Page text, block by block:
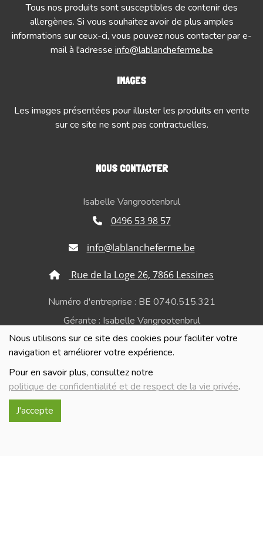
Nous utilisons sur ce site des cookies pour faciliter votre
navigation et améliorer votre expérience.
Pour en savoir plus, consultez notre
politique de confidentialité et de respect de la vie privée.
J'accepte
Tous nos produits sont susceptibles de contenir des
allergènes. Si vous souhaitez avoir de plus amples
informations sur ceux-ci, vous pouvez nous contacter par e-
mail à l'adresse info@lablancheferme.be
IMAGES
Les images présentées pour illuster les produits en vente
sur ce site ne sont pas contractuelles.
NOUS CONTACTER
Isabelle Vangrootenbrul
0496 53 98 57
info@lablancheferme.be
Rue de la Loge 26, 7866 Lessines
Numéro d'entreprise : BE 0740.515.321
Gérante : Isabelle Vangrootenbrul
Politique de confidentialité et de respect de la vie
privée